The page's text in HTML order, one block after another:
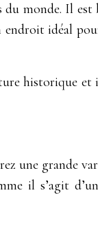
monde. Il
idéal
historique
une grande
il s’agit